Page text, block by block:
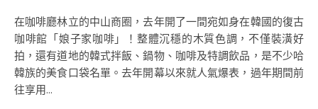
在咖啡廳林立的中山商圈，去年開了一間宛如身在韓國的復古
咖啡館「娘子家咖啡」！整體沉穩的木質色調，不僅裝潢好
拍，還有道地的韓式拌飯、鍋物、咖啡及特調飲品，是不少哈
韓族的美食口袋名單。去年開幕以來就人氣爆表，過年期間前
往享用...